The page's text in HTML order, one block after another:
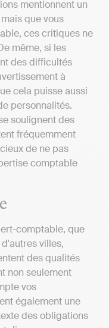
mentionnent un
que vous
ces critiques ne
même, si les
des difficultés
à
cela puisse aussi
personnalités.
soulignent des
fréquemment
de ne pas
comptable
comptable, que
villes,
des qualités
non seulement
vos
également une
des obligations